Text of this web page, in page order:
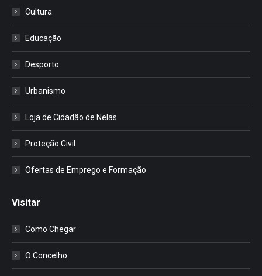
Cultura
Educação
Desporto
Urbanismo
Loja de Cidadão de Nelas
Proteção Civil
Ofertas de Emprego e Formação
Visitar
Como Chegar
O Concelho